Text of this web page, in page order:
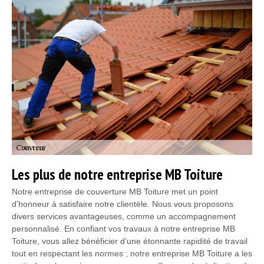
Les plus de notre entreprise MB Toiture
Notre entreprise de couverture MB Toiture met un point
d’honneur à satisfaire notre clientèle. Nous vous proposons
divers services avantageuses, comme un accompagnement
personnalisé. En confiant vos travaux à notre entreprise MB
Toiture, vous allez bénéficier d’une étonnante rapidité de travail
tout en respectant les normes ; notre entreprise MB Toiture a les